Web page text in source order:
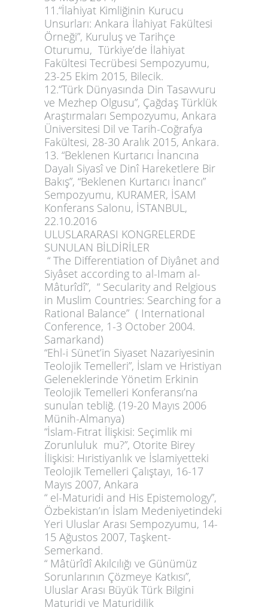
11.“İlahiyat Kimliğinin Kurucu
Unsurları: Ankara İlahiyat Fakültesi
Örneği”, Kuruluş ve Tarihçe
Oturumu, Türkiye’de İlahiyat
Fakültesi Tecrübesi Sempozyumu,
23-25 Ekim 2015, Bilecik.
12.“Türk Dünyasında Din Tasavvuru
ve Mezhep Olgusu”, Çağdaş Türklük
Araştırmaları Sempozyumu, Ankara
Üniversitesi Dil ve Tarih-Coğrafya
Fakültesi, 28-30 Aralık 2015, Ankara.
13. “Beklenen Kurtarıcı İnancına
Dayalı Siyasî ve Dinî Hareketlere Bir
Bakış”, “Beklenen Kurtarıcı İnancı”
Sempozyumu, KURAMER, İSAM
Konferans Salonu, İSTANBUL,
22.10.2016
ULUSLARARASI KONGRELERDE
SUNULAN BİLDİRİLER
“ The Differentiation of Diyânet and
Siyâset according to al-Imam al-
Mâturîdî”, “ Secularity and Relgious
in Muslim Countries: Searching for a
Rational Balance” ( International
Conference, 1-3 October 2004.
Samarkand)
“Ehl-i Sünet’in Siyaset Nazariyesinin
Teolojik Temelleri”, İslam ve Hristiyan
Geleneklerinde Yönetim Erkinin
Teolojik Temelleri Konferansı’na
sunulan tebliğ. (19-20 Mayıs 2006
Münih-Almanya)
“İslam-Fıtrat İlişkisi: Seçimlik mi
Zorunluluk mu?”, Otorite Birey
İlişkisi: Hıristiyanlık ve İslamiyetteki
Teolojik Temelleri Çalıştayı, 16-17
Mayıs 2007, Ankara
“ el-Maturidi and His Epistemology”,
Özbekistan’ın İslam Medeniyetindeki
Yeri Uluslar Arası Sempozyumu, 14-
15 Ağustos 2007, Taşkent-
Semerkand.
“ Mâtürîdî Akılcılığı ve Günümüz
Sorunlarının Çözmeye Katkısı”,
Uluslar Arası Büyük Türk Bilgini
Maturidi ve Maturidilik